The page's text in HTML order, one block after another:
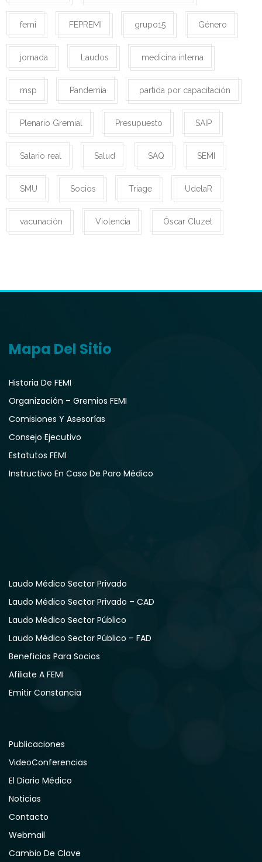
femi FEPREMI grupo15 Género
jornada Laudos medicina interna
msp Pandemia partida por capacitación
Plenario Gremial Presupuesto SAIP
Salario real Salud SAQ SEMI
SMU Socios Triage UdelaR
vacunación Violencia Óscar Cluzet
Mapa Del Sitio
Historia De FEMI
Organización – Gremios FEMI
Comisiones Y Asesorías
Consejo Ejecutivo
Estatutos FEMI
Instructivo En Caso De Paro Médico
Laudo Médico Sector Privado
Laudo Médico Sector Privado – CAD
Laudo Médico Sector Público
Laudo Médico Sector Público – FAD
Beneficios Para Socios
Afiliate A FEMI
Emitir Constancia
Publicaciones
VideoConferencias
El Diario Médico
Noticias
Contacto
Webmail
Cambio De Clave